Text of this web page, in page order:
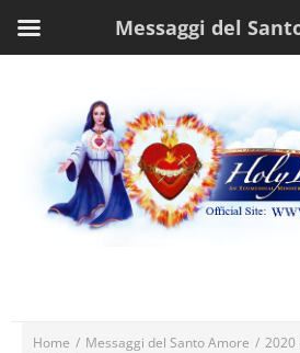
Home / Messaggi del Santo Amore / 2020
Messaggi del